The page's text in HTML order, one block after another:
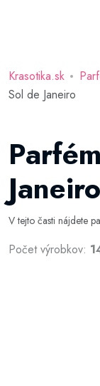
Krasotika.sk
Sol de Janeiro
Janeiro
V tejto časti nájdete
Počet výrobkov: